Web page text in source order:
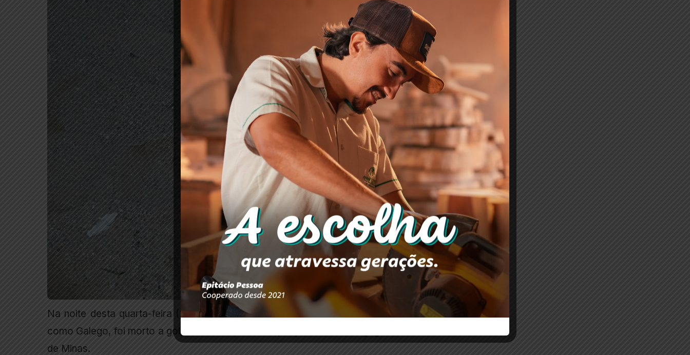
Na noite desta quarta-feira (21/12), por volta das 20h20, um homem de 34 anos, conhecido
como Galego, foi morto a golpes de faca, em uma praça no bairro Bagagem, na cidade de Iraí
de Minas.